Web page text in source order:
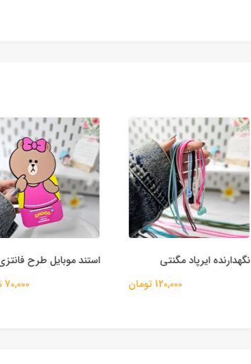
نگهدارنده ایرپاد مگنتی
120,000 تومان
استند موبایل طرح فانتزی
70,000 تومان